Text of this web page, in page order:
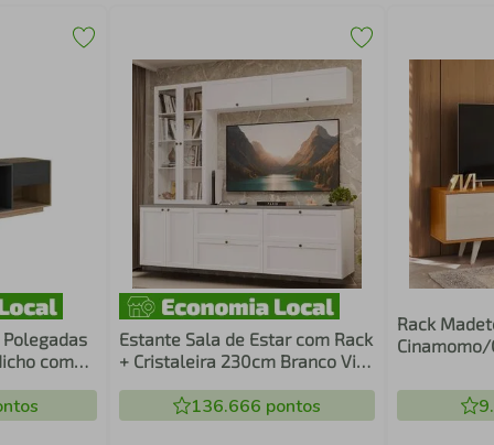
com
Estante Sala de Estar com Rack
+ Cristaleira 230cm Branco Vik
136.666 pontos
Rack